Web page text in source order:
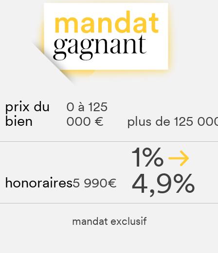
prix du
bien
0 à 125
000 €
plus de 125
honoraires5 990€
1%
4,9%
mandat exclusif